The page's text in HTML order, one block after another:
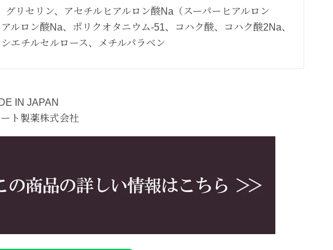
グリセリン、アセチルヒアルロン酸Na（スーパーヒアルロン
ルロン酸Na、ポリクオタニウム‐51、コハク酸、コハク酸2Na、
シエチルセルロース、メチルパラベン
IN JAPAN
ト製薬株式会社